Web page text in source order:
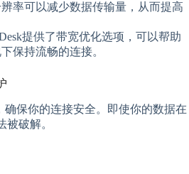
率可以减少数据传输量，从而提高
提供了带宽优化选项，可以帮助
保持流畅的连接。
确保你的连接安全。即使你的数据在
破解。